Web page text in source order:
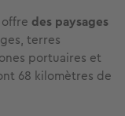
des paysages
terres
portuaires et
68 kilomètres de